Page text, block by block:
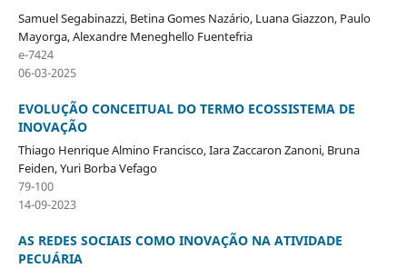
Samuel Segabinazzi, Betina Gomes Nazário, Luana Giazzon, Paulo
Mayorga, Alexandre Meneghello Fuentefria
e-7424
06-03-2025
EVOLUÇÃO CONCEITUAL DO TERMO ECOSSISTEMA DE
INOVAÇÃO
Thiago Henrique Almino Francisco, Iara Zaccaron Zanoni, Bruna
Feiden, Yuri Borba Vefago
79-100
14-09-2023
AS REDES SOCIAIS COMO INOVAÇÃO NA ATIVIDADE
PECUÁRIA